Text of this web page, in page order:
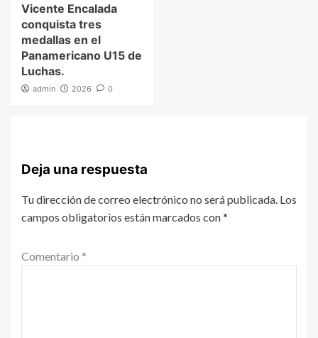
Vicente Encalada
conquista tres
medallas en el
Panamericano U15 de
Luchas.
admin 2026 0
Deja una respuesta
Tu dirección de correo electrónico no será publicada. Los
campos obligatorios están marcados con*
Comentario *